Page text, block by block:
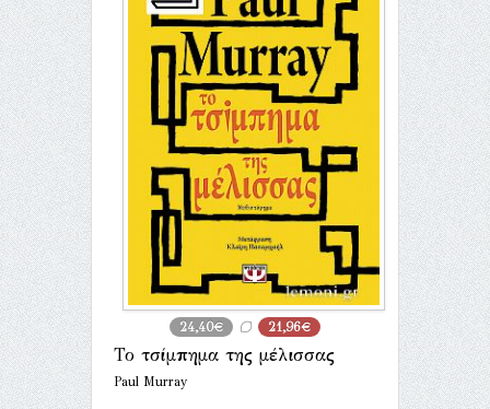
24,40€ 21,96€
Το τσίμπημα της μέλισσας
Paul Murray